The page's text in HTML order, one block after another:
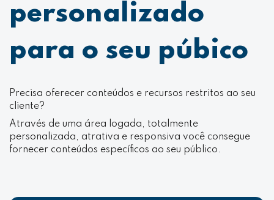
personalizado
para o seu púbico
Precisa oferecer conteúdos e recursos restritos ao seu
cliente?
Através de uma área logada, totalmente
personalizada, atrativa e responsiva você consegue
fornecer conteúdos específicos ao seu público.